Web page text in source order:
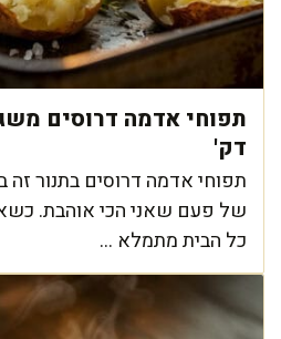
דק'
תפוחי אדמה דרוסים בתנור זה
של פעם שאני הכי אוהבת.
כל הבית מתמלא ...